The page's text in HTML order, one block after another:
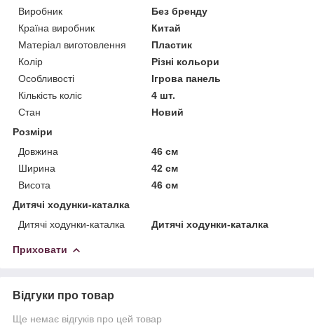
Виробник
Без бренду
Країна виробник
Китай
Матеріал виготовлення
Пластик
Колір
Різні кольори
Особливості
Ігрова панель
Кількість коліс
4 шт.
Стан
Новий
Розміри
Довжина
46 см
Ширина
42 см
Висота
46 см
Дитячі ходунки-каталка
Дитячі ходунки-каталка
Дитячі ходунки-каталка
Приховати
Відгуки про товар
Ще немає відгуків про цей товар